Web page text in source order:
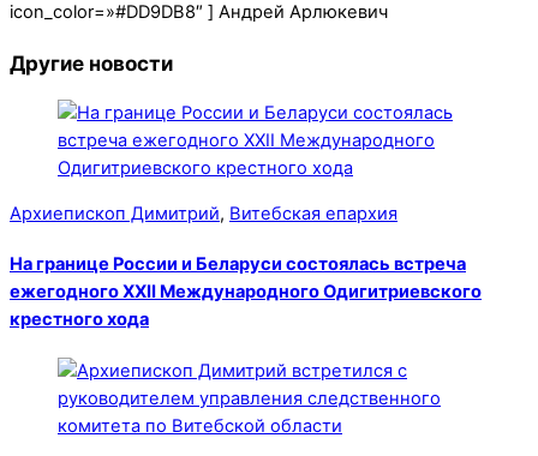
icon_color=»#DD9DB8″ ] Андрей Арлюкевич
Другие новости
Архиепископ Димитрий, Витебская епархия
На границе России и Беларуси состоялась встреча
ежегодного XXII Международного Одигитриевского
крестного хода